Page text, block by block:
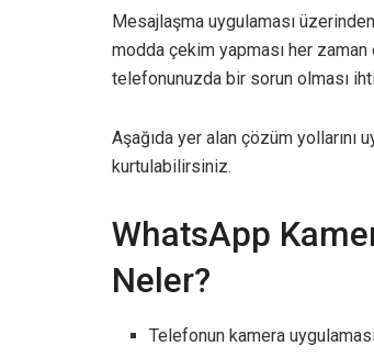
Mesajlaşma uygulaması
modda çekim yapması her
telefonunuzda bir sorun olması
Aşağıda yer alan çözüm
kurtulabilirsiniz.
WhatsApp
Neler?
Telefonun kamera